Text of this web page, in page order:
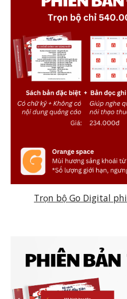
Trọn bộ Go Digital